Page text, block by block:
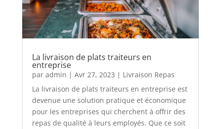
La livraison de plats traiteurs en
entreprise
par admin | Avr 27, 2023 | Livraison Repas
La livraison de plats traiteurs en entreprise est
devenue une solution pratique et économique
pour les entreprises qui cherchent à offrir des
repas de qualité à leurs employés. Que ce soit